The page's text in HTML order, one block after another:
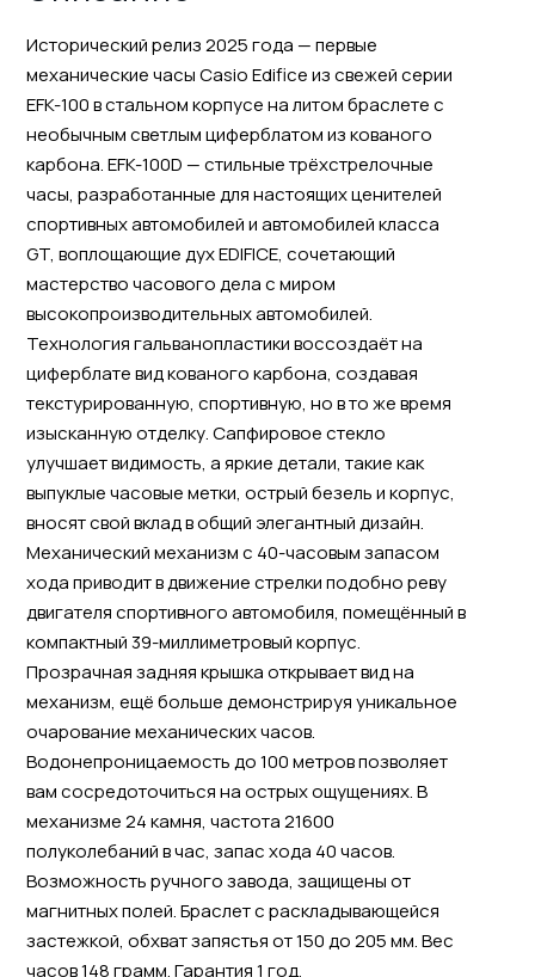
Исторический релиз 2025 года — первые
механические часы Casio Edifice из свежей серии
EFK-100 в стальном корпусе на литом браслете с
необычным светлым циферблатом из кованого
карбона. EFK-100D — стильные трёхстрелочные
часы, разработанные для настоящих ценителей
спортивных автомобилей и автомобилей класса
GT, воплощающие дух EDIFICE, сочетающий
мастерство часового дела с миром
высокопроизводительных автомобилей.
Технология гальванопластики воссоздаёт на
циферблате вид кованого карбона, создавая
текстурированную, спортивную, но в то же время
изысканную отделку. Сапфировое стекло
улучшает видимость, а яркие детали, такие как
выпуклые часовые метки, острый безель и корпус,
вносят свой вклад в общий элегантный дизайн.
Механический механизм с 40-часовым запасом
хода приводит в движение стрелки подобно реву
двигателя спортивного автомобиля, помещённый в
компактный 39-миллиметровый корпус.
Прозрачная задняя крышка открывает вид на
механизм, ещё больше демонстрируя уникальное
очарование механических часов.
Водонепроницаемость до 100 метров позволяет
вам сосредоточиться на острых ощущениях. В
механизме 24 камня, частота 21600
полуколебаний в час, запас хода 40 часов.
Возможность ручного завода, защищены от
магнитных полей. Браслет с раскладывающейся
застежкой, обхват запястья от 150 до 205 мм. Вес
часов 148 грамм. Гарантия 1 год.